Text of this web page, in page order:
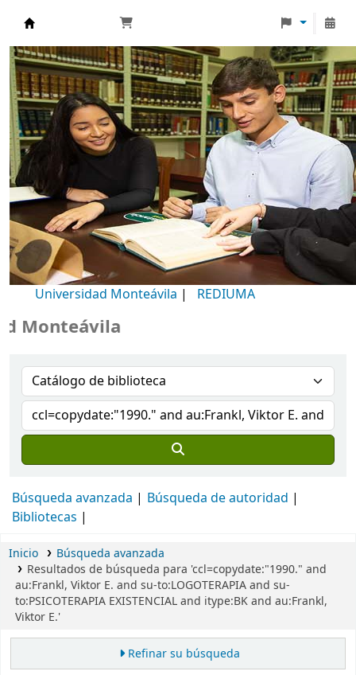
Biblioteca Universidad Monteávila
Universidad Monteávila | REDIUMA
Búsqueda avanzada
Búsqueda de autoridad
Bibliotecas
Inicio
Búsqueda avanzada
Resultados de búsqueda para 'ccl=copydate:"1990." and
au:Frankl, Viktor E. and su-to:LOGOTERAPIA and su-
to:PSICOTERAPIA EXISTENCIAL and itype:BK and au:Frankl,
Viktor E.'
Refinar su búsqueda